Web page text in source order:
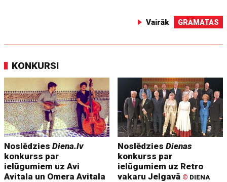
Vairāk GRĀMATAS
KONKURSI
NoslēdziesDiena.lv
konkurss par
ielūgumiem uz Avi
Avitala un Omera Avitala
NoslēdziesDienas
konkurss par
ielūgumiem uz Retro
vakaru Jelgavā © DIENA